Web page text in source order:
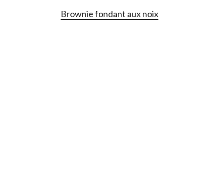
Brownie fondant aux noix